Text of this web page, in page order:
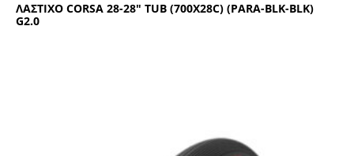
ΛΑΣΤΙΧΟ CΟRSΑ 28-28″ ΤUΒ (700Χ28C) (ΡΑRΑ-ΒLΚ-ΒLΚ)
G2.0